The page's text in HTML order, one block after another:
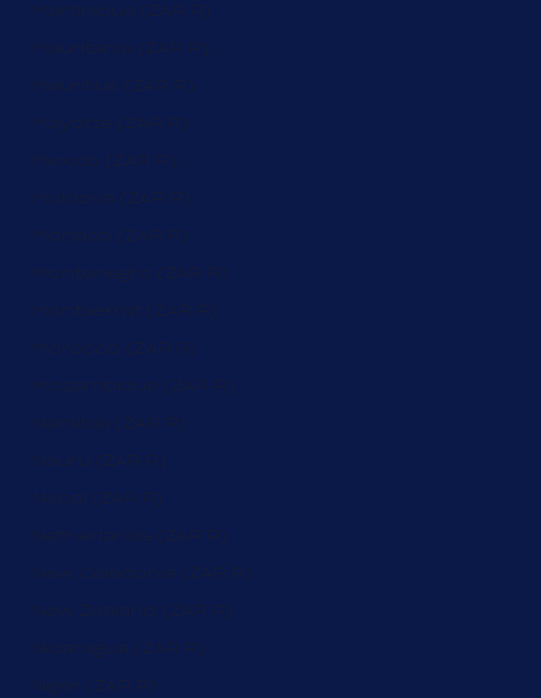
Martinique (ZAR R)
Mauritania (ZAR R)
Mauritius (ZAR R)
Mayotte (ZAR R)
Mexico (ZAR R)
Moldova (ZAR R)
Monaco (ZAR R)
Montenegro (ZAR R)
Montserrat (ZAR R)
Morocco (ZAR R)
Mozambique (ZAR R)
Namibia (ZAR R)
Nauru (ZAR R)
Nepal (ZAR R)
Netherlands (ZAR R)
New Caledonia (ZAR R)
New Zealand (ZAR R)
Nicaragua (ZAR R)
Niger (ZAR R)